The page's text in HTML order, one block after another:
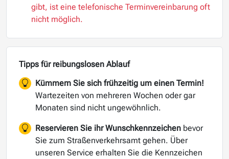
gibt, ist eine telefonische Terminvereinbarung oft
nicht möglich.
Tipps für reibungslosen Ablauf
Kümmern Sie sich frühzeitig um einen Termin!
Wartezeiten von mehreren Wochen oder gar
Monaten sind nicht ungewöhnlich.
Reservieren Sie ihr Wunschkennzeichen bevor
Sie zum Straßenverkehrsamt gehen. Über
unseren Service erhalten Sie die Kennzeichen